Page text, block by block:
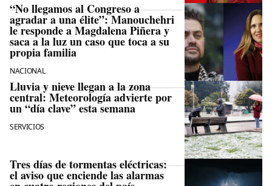
“No llegamos al Congreso a
agradar a una élite”: Manouchehri
le responde a Magdalena Piñera y
saca a la luz un caso que toca a su
propia familia
NACIONAL
Lluvia y nieve llegan a la zona
central: Meteorología advierte por
un “día clave” esta semana
SERVICIOS
Tres días de tormentas eléctricas:
el aviso que enciende las alarmas